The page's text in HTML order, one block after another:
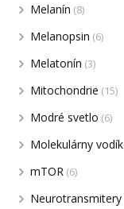
Melanín (8)
Melanopsin (6)
Melatonín (3)
Mitochondrie (15)
Modré svetlo (6)
Molekulárny vodík
mTOR (6)
Neurotransmitery